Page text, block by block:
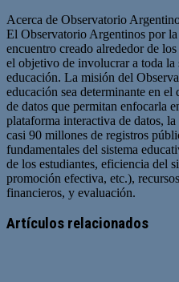
Acerca de Observatorio
El Observatorio Argentinos por
encuentro creado alrededor de
el objetivo de involucrar a toda la
educación. La misión del
educación sea determinante en
de datos que permitan enfocarla
plataforma interactiva de datos,
casi 90 millones de registros
fundamentales del sistema
de los estudiantes, eficiencia del
promoción efectiva, etc.),
financieros, y evaluación.
web
Artículos relacionados